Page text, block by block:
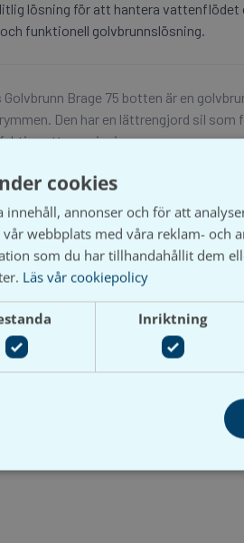
lösning för att hantera vattenflödet
funktionell golvbrunnslösning.
Golvbrunn Brage 75 botten är en
Den har en lättrengjord sil
vattenavrinning.
att handla och se prisuppgifter på
behöver du ha ett registrerat
aktivt ett kundkonto.
cookies
innehåll, annonser och för att
webbplats med våra reklam- och
som du har tillhandahållit dem
Läs vår cookiepolicy
Inriktning